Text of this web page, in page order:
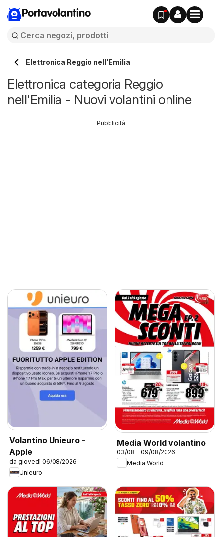
Portavolantino
Elettronica Reggio nell'Emilia
Elettronica categoria Reggio
nell'Emilia - Nuovi volantini online
Volantino Unieuro -
Apple
da giovedì 06/08/2026
Unieuro
Media World volantino
03/08 - 09/08/2026
Media World
Pubblicità